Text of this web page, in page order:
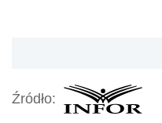
Źródło: